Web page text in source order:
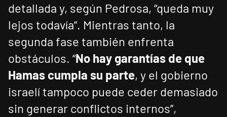
detallada y, según Pedrosa, “queda muy
lejos todavía”. Mientras tanto, la
segunda fase también enfrenta
obstáculos. “No hay garantías de que
Hamas cumpla su parte, y el gobierno
israelí tampoco puede ceder demasiado
sin generar conflictos internos”,